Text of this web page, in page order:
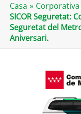
Casa
Corporativa
SICOR Seguretat:
Seguretat del
Aniversari.